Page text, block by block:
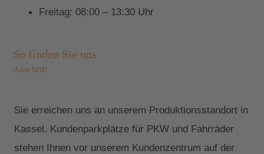
Freitag: 08:00 – 13:30 Uhr
So finden Sie uns
Anschrift
Sie erreichen uns an unserem Produktionsstandort in
Kassel. Kundenparkplätze für PKW und Fahrräder
stehen Ihnen vor unserem Kundenzentrum auf der